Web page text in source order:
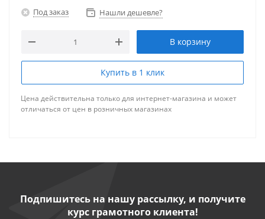
Под заказ Нашли дешевле?
В корзину
Купить в 1 клик
Цена действительна только для интернет-магазина и может
отличаться от цен в розничных магазинах
Подпишитесь на нашу рассылку, и получите
курс грамотного клиента!